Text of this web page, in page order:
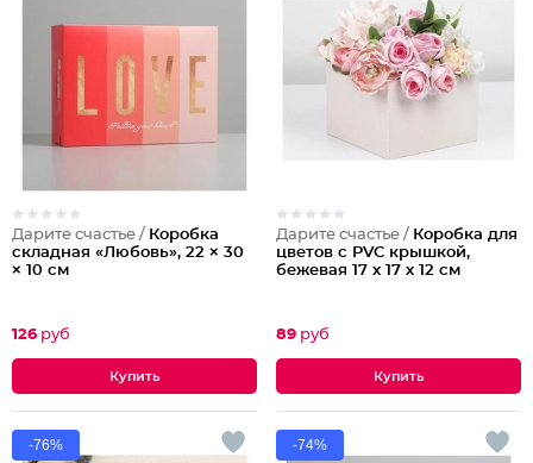
Дарите счастье / Коробка
складная «Любовь», 22 × 30
× 10 см
126 руб
Дарите счастье / Коробка для
цветов с PVC крышкой,
бежевая 17 х 17 х 12 см
89 руб
-76% -74%